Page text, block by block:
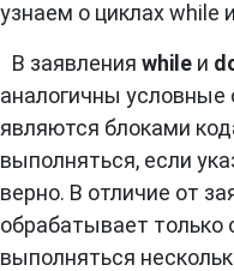
узнаем о циклах while
В заявления while и
аналогичны
являются блоками
выполняться, если
верно. В отличие от
обрабатывает только
выполняться